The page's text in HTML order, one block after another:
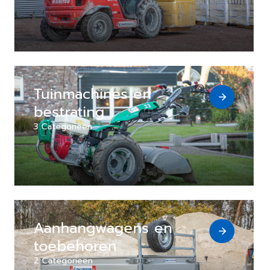
Tuinmachines en
bestrating
3 Categorieën
Aanhangwagens en
toebehoren
2 Categorieën